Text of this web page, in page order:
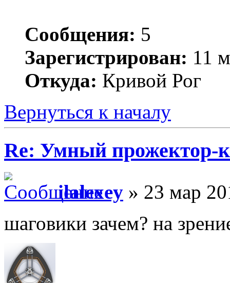
Сообщения: 5
Зарегистрирован: 11
Откуда: Кривой Рог
Вернуться к началу
Re: Умный прожектор-
ilalexey » 23 мар
шаговики зачем? на